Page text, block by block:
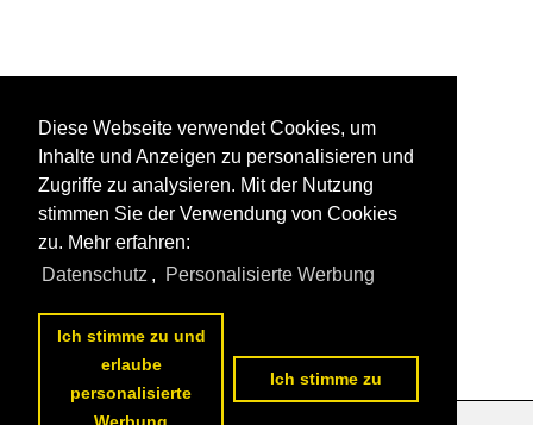
Diese Webseite verwendet Cookies, um
Inhalte und Anzeigen zu personalisieren und
Zugriffe zu analysieren. Mit der Nutzung
stimmen Sie der Verwendung von Cookies
zu. Mehr erfahren:
Datenschutz , Personalisierte Werbung
Ich stimme zu und
erlaube
personalisierte
Ich stimme zu